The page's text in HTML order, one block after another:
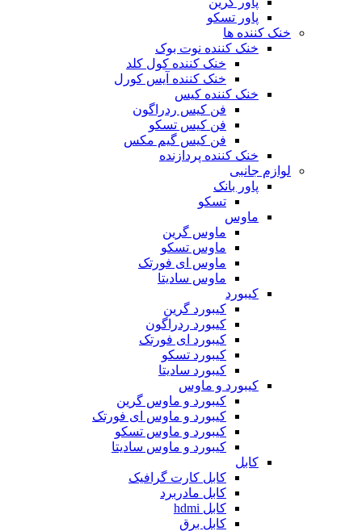
پاور تسکو
خنک کننده ها
خنک کننده نوت بوک
خنک کننده کول کلد
خنک کننده آیس کورل
خنک کننده کیس
فن کیس ردراگون
فن کیس تسکو
فن کیس گیم مکس
خنک کننده پردازنده
لوازم جانبی
پاور بانک
تسکو
ماوس
ماوس گرین
ماوس تسکو
ماوس ای فورتک
ماوس سادیتا
کیبورد
کیبورد گرین
کیبورد ردراگون
کیبورد ای فورتک
کیبورد تسکو
کیبورد سادیتا
کیبورد و ماوس
کیبورد و ماوس گرین
کیبورد و ماوس ای فورتک
کیبورد و ماوس تسکو
کیبورد و ماوس سادیتا
کابل
کابل کارت گرافیک
کابل مادربرد
کابل hdmi
کابل برق